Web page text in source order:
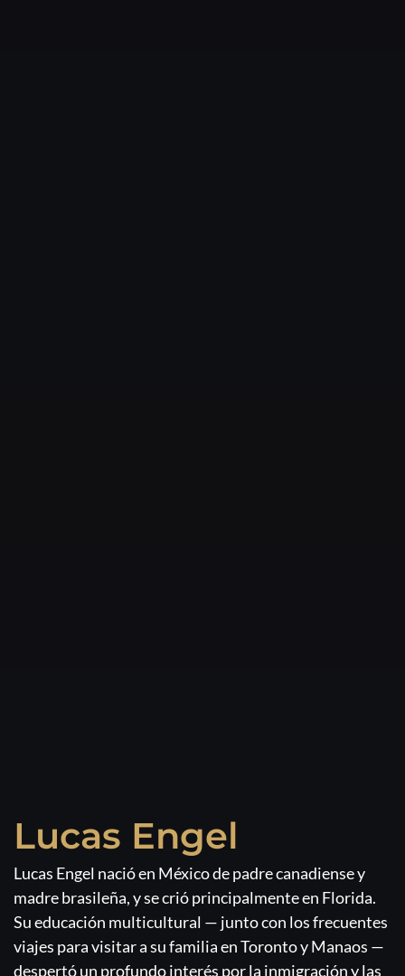
Lucas Engel
Lucas Engel nació en México de padre canadiense y
madre brasileña, y se crió principalmente en Florida.
Su educación multicultural — junto con los frecuentes
viajes para visitar a su familia en Toronto y Manaos —
despertó un profundo interés por la inmigración y las